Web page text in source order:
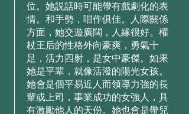
位。她説話時可能帶有戲劇化的表
情。和⼿勢，唱作俱佳。⼈際關係
⽅⾯，她交遊廣闊，⼈緣很好。權
杖王后的性格外向豪爽，勇氣⼗
⾜，活⼒四射，是⼥中豪傑。如果
她是平辈，就像活潑的陽光⼥孩。
她會是個平易近⼈⽽領導⼒強的⻑
輩或上司，事業成功的⼥強⼈，具
有激勵他⼈的天份。她也會是帶兒